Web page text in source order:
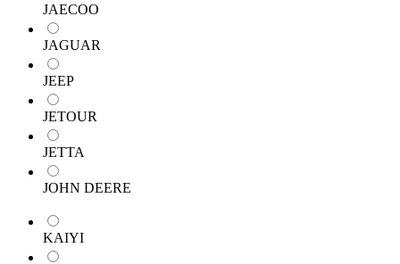
JAECOO
JAGUAR
JEEP
JETOUR
JETTA
JOHN DEERE
KAIYI